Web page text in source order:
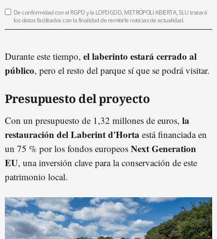
De conformidad con el RGPD y la LOPDGDD, METRÓPOLI ABIERTA, SLU tratará
los datos facilitados con la finalidad de remitirle noticias de actualidad.
Durante este tiempo, el laberinto estará cerrado al
público, pero el resto del parque sí que se podrá visitar.
Presupuesto del proyecto
Con un presupuesto de 1,32 millones de euros, la
restauración del Laberint d'Horta está financiada en
un 75 % por los fondos europeos Next Generation
EU, una inversión clave para la conservación de este
patrimonio local.